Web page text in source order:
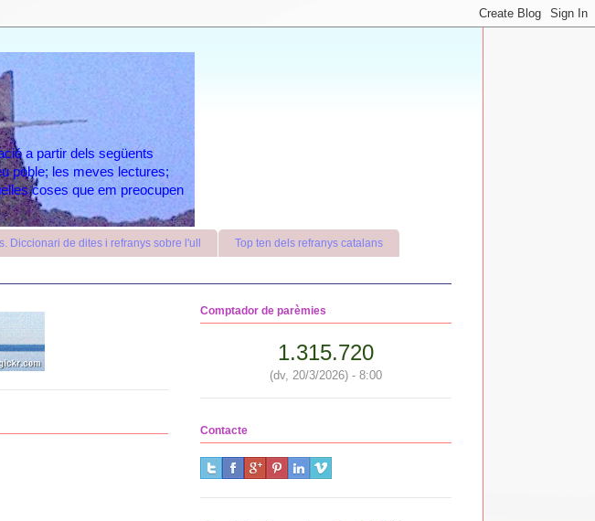
a partir dels següents
poble; les meves lectures;
coses que em preocupen
Diccionari de dites i refranys sobre l'ull Top ten dels refranys catalans
Comptador de parèmies
1.315.720
(dv, 20/3/2026) - 8:00
Contacte